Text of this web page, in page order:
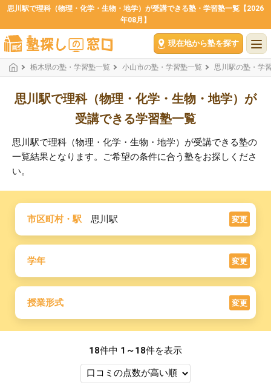
思川駅で理科（物理・化学・生物・地学）が受講できる塾・学習塾一覧【2026
年08月】
現在地から塾を探す
栃木県の塾・学習塾一覧 小山市の塾・学習塾一覧 思川駅の塾・学
思川駅で理科（物理・化学・生物・地学）が
受講できる学習塾一覧
思川駅で理科（物理・化学・生物・地学）が受講できる塾の
一覧結果となります。ご希望の条件に合う塾をお探しくださ
い。
市区町村・駅 思川駅 変更
学年 変更
授業形式 変更
18件中 1～18件を表示